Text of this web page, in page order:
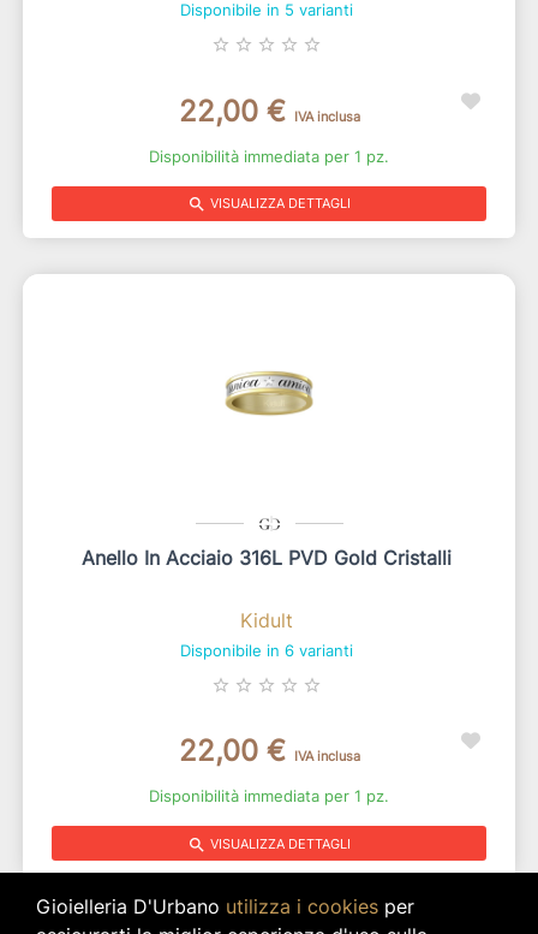
Disponibile in 5 varianti
star_border star_border star_border star_border star_border
22,00 € IVA inclusa
Disponibilità immediata per 1 pz.
search VISUALIZZA DETTAGLI
Anello In Acciaio 316L PVD Gold Cristalli
Kidult
Disponibile in 6 varianti
star_border star_border star_border star_border star_border
22,00 € IVA inclusa
Disponibilità immediata per 1 pz.
search VISUALIZZA DETTAGLI
Gioielleria D'Urbano utilizza i cookiesper